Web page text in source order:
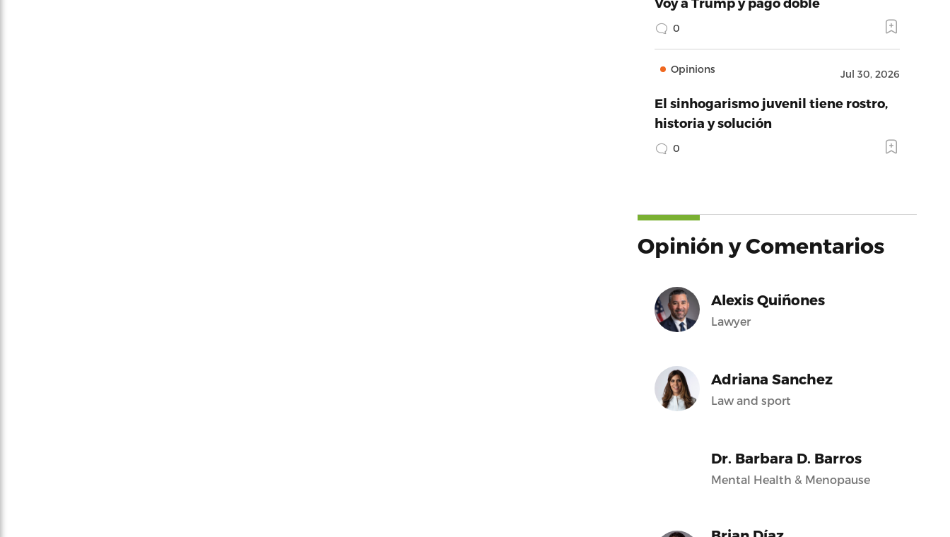
0
Opinions Jul 30, 2026
El sinhogarismo juvenil tiene rostro,
historia y solución
0
Opinión y Comentarios
Alexis Quiñones
Lawyer
Adriana Sanchez
Law and sport
Dr. Barbara D. Barros
Mental Health & Menopause